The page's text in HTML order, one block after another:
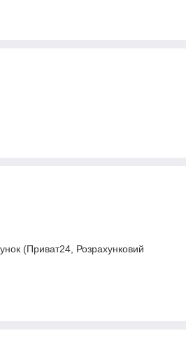
(Приват24, Розрахунковий